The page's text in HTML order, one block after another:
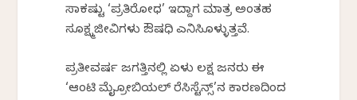
ಸಾಕಷ್ಟು ‘ಪ್ರತಿರೋಧ’ ಇದ್ದಾಗ ಮಾತ್ರ ಅಂತಹ
ಸೂಕ್ಷ್ಮಜೀವಿಗಳು ಔಷಧಿ ಎನಿಸಿಕೊಳ್ಳುತ್ತವೆ.
ಪ್ರತೀವರ್ಷ ಜಗತ್ತಿನಲ್ಲಿ ಏಳು ಲಕ್ಷ ಜನರು ಈ
‘ಆಂಟಿ ಮೈಕ್ರೋಬಿಯಲ್ ರೆಸಿಸ್ಟೆನ್ಸ್’ನ ಕಾರಣದಿಂದ